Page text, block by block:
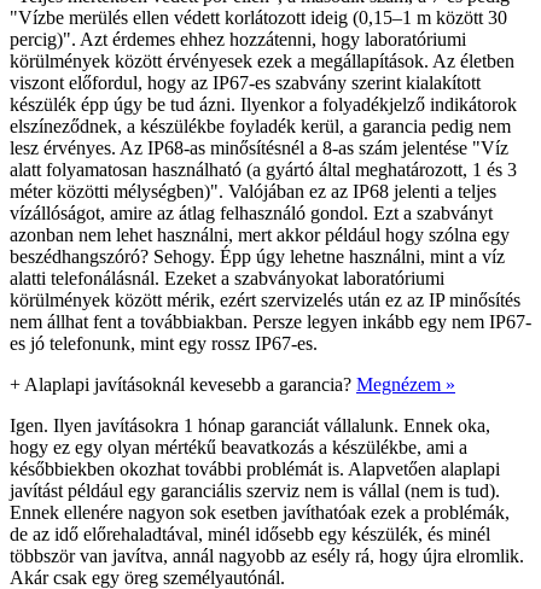
"Vízbe merülés ellen védett korlátozott ideig (0,15–1 m között 30
percig)". Azt érdemes ehhez hozzátenni, hogy laboratóriumi
körülmények között érvényesek ezek a megállapítások. Az életben
viszont előfordul, hogy az IP67-es szabvány szerint kialakított
készülék épp úgy be tud ázni. Ilyenkor a folyadékjelző indikátorok
elszíneződnek, a készülékbe foyladék kerül, a garancia pedig nem
lesz érvényes. Az IP68-as minősítésnél a 8-as szám jelentése "Víz
alatt folyamatosan használható (a gyártó által meghatározott, 1 és 3
méter közötti mélységben)". Valójában ez az IP68 jelenti a teljes
vízállóságot, amire az átlag felhasználó gondol. Ezt a szabványt
azonban nem lehet használni, mert akkor például hogy szólna egy
beszédhangszóró? Sehogy. Épp úgy lehetne használni, mint a víz
alatti telefonálásnál. Ezeket a szabványokat laboratóriumi
körülmények között mérik, ezért szervizelés után ez az IP minősítés
nem állhat fent a továbbiakban. Persze legyen inkább egy nem IP67-
es jó telefonunk, mint egy rossz IP67-es.
+ Alaplapi javításoknál kevesebb a garancia? Megnézem »
Igen. Ilyen javításokra 1 hónap garanciát vállalunk. Ennek oka,
hogy ez egy olyan mértékű beavatkozás a készülékbe, ami a
későbbiekben okozhat további problémát is. Alapvetően alaplapi
javítást például egy garanciális szerviz nem is vállal (nem is tud).
Ennek ellenére nagyon sok esetben javíthatóak ezek a problémák,
de az idő előrehaladtával, minél idősebb egy készülék, és minél
többször van javítva, annál nagyobb az esély rá, hogy újra elromlik.
Akár csak egy öreg személyautónál.